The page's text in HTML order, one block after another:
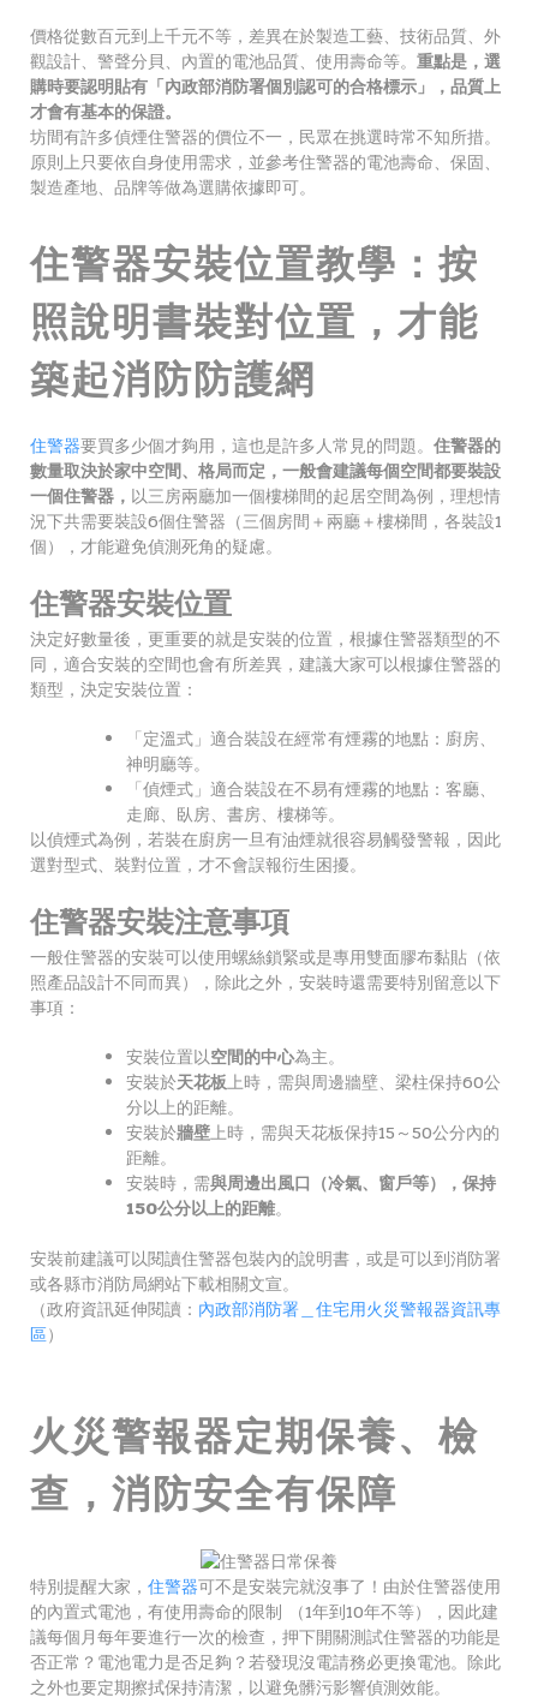
價格從數百元到上千元不等，差異在於製造工藝、技術品質、外
觀設計、警聲分貝、內置的電池品質、使用壽命等。 重點是，選
購時要認明貼有「內政部消防署個別認可的合格標示」，品質上
才會有基本的保證。
坊間有許多偵煙住警器的價位不一，民眾在挑選時常不知所措。
原則上只要依自身使用需求，並參考住警器的電池壽命、保固、
製造產地、品牌等做為選購依據即可。
住警器安裝位置教學：按
照說明書裝對位置，才能
築起消防防護網
住警器要買多少個才夠用，這也是許多人常見的問題。 住警器的
數量取決於家中空間、格局而定，一般會建議每個空間都要裝設
一個住警器， 以三房兩廳加一個樓梯間的起居空間為例，理想情
況下共需要裝設6個住警器（三個房間＋兩廳＋樓梯間，各裝設1
個），才能避免偵測死角的疑慮。
住警器安裝位置
決定好數量後，更重要的就是安裝的位置，根據住警器類型的不
同，適合安裝的空間也會有所差異，建議大家可以根據住警器的
類型，決定安裝位置：
「定溫式」適合裝設在經常有煙霧的地點：廚房、
神明廳等。
「偵煙式」適合裝設在不易有煙霧的地點：客廳、
走廊、臥房、書房、樓梯等。
以偵煙式為例，若裝在廚房一旦有油煙就很容易觸發警報，因此
選對型式、裝對位置，才不會誤報衍生困擾。
住警器安裝注意事項
一般住警器的安裝可以使用螺絲鎖緊或是專用雙面膠布黏貼（依
照產品設計不同而異），除此之外，安裝時還需要特別留意以下
事項：
安裝位置以空間的中心為主。
安裝於天花板上時，需與周邊牆壁、梁柱保持60公
分以上的距離。
安裝於牆壁上時，需與天花板保持15～50公分內的
距離。
安裝時，需與周邊出風口（冷氣、窗戶等），保持
150公分以上的距離。
安裝前建議可以閱讀住警器包裝內的說明書，或是可以到消防署
或各縣市消防局網站下載相關文宣。
（政府資訊延伸閱讀： 內政部消防署＿住宅用火災警報器資訊專
區）
火災警報器定期保養、檢
查，消防安全有保障
特別提醒大家， 住警器可不是安裝完就沒事了！由於住警器使用
的內置式電池，有使用壽命的限制 （1年到10年不等），因此建
議每個月每年要進行一次的檢查，押下開關測試住警器的功能是
否正常？電池電力是否足夠？若發現沒電請務必更換電池。除此
之外也要定期擦拭保持清潔，以避免髒污影響偵測效能。